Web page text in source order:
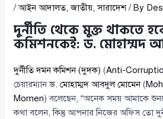
/আইন আদালত,জাতীয়,সারাদেশ/ By
দুর্নীতি থেকে মুক্ত থাকতে
কমিশনকেই: ড. মোহাম্মদ
দুর্নীতি দমন কমিশন (দুদক) (Anti-
চেয়ারম্যানড. মোহাম্মদ আবদুল মোমেন(
Momen) বলেছেন, “অনেক সময় আমাকে
কথা বলেন, কিন্তু আপনার নিজের অফিস তো